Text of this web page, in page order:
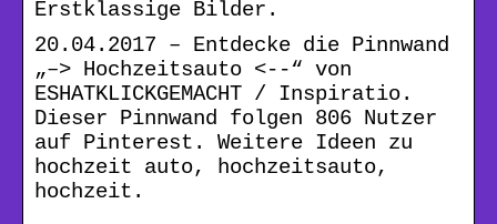
Erstklassige Bilder.
20.04.2017 – Entdecke die Pinnwand
„–> Hochzeitsauto <--“ von
ESHATKLICKGEMACHT / Inspiratio.
Dieser Pinnwand folgen 806 Nutzer
auf Pinterest. Weitere Ideen zu
hochzeit auto, hochzeitsauto,
hochzeit.